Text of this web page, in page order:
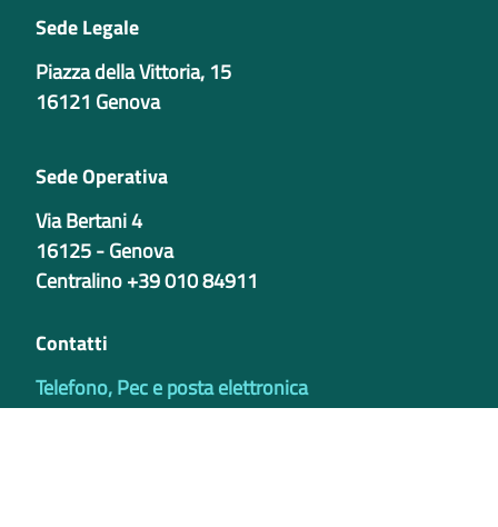
Sede Legale
Piazza della Vittoria, 15
16121 Genova
Sede Operativa
Via Bertani 4
16125 - Genova
Centralino +39 010 84911
Contatti
Telefono, Pec e posta elettronica